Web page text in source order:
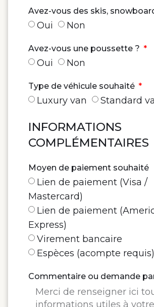
Avez-vous des skis,
Oui Non
Avez-vous une poussette ?
Oui Non
Type de véhicule souhaité
Luxury van Standard
INFORMATIONS
COMPLÉMENTAIRES
Moyen de paiement souhaité
Lien de paiement (Visa /
Mastercard)
Lien de paiement
Express)
Virement bancaire
Espèces (acompte requis)
Commentaire ou demande